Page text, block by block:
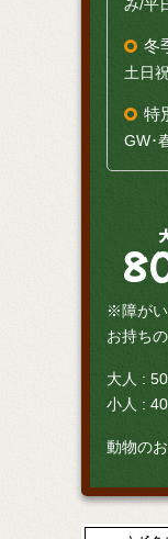
み/平
冬
土日
特
GW･
※障がい
お持ち
大人 :
小人 :
動物の